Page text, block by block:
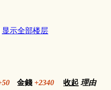
显示全部楼层
金錢 +2340 收起 理由